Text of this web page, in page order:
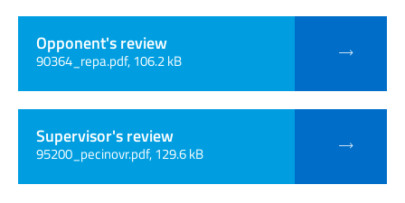
Opponent's review
90364_repa.pdf, 106.2 kB
Supervisor's review
95200_pecinovr.pdf, 129.6 kB